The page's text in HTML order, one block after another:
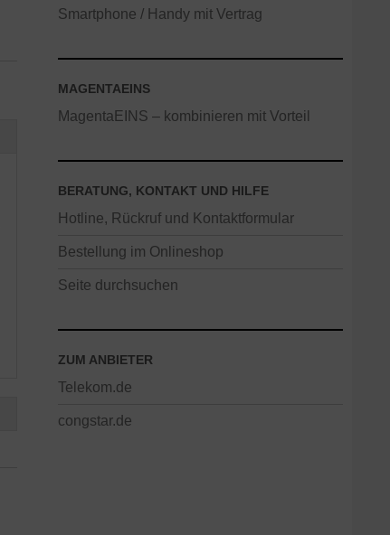
Smartphone / Handy mit Vertrag
MAGENTAEINS
MagentaEINS – kombinieren mit Vorteil
BERATUNG, KONTAKT UND HILFE
Hotline, Rückruf und Kontaktformular
Bestellung im Onlineshop
Seite durchsuchen
ZUM ANBIETER
Telekom.de
congstar.de